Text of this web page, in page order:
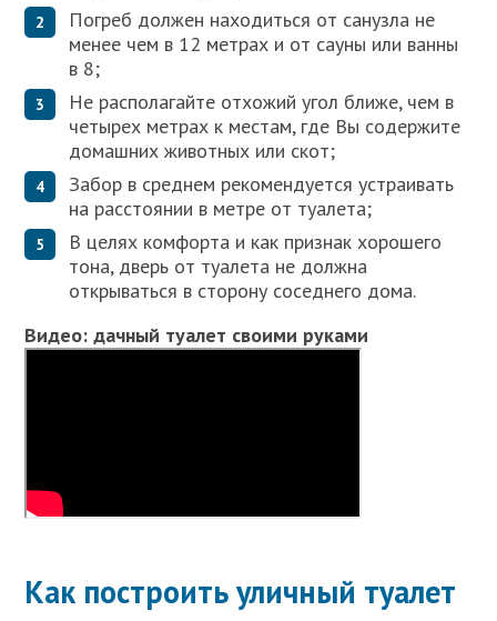
Погреб должен находиться от санузла не
менее чем в 12 метрах и от сауны или ванны
в 8;
Не располагайте отхожий угол ближе, чем в
четырех метрах к местам, где Вы содержите
домашних животных или скот;
Забор в среднем рекомендуется устраивать
на расстоянии в метре от туалета;
В целях комфорта и как признак хорошего
тона, дверь от туалета не должна
открываться в сторону соседнего дома.
Видео: дачный туалет своими руками
Как построить уличный туалет